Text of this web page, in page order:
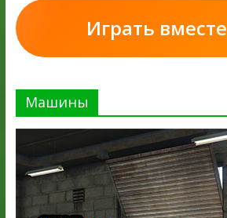
Играть вместе
Машины